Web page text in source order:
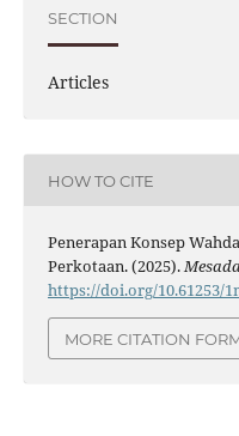
SECTION
Articles
HOW TO CITE
Penerapan Konsep
Perkotaan. (2025).
https://doi.org/10.61253/
MORE CITATION